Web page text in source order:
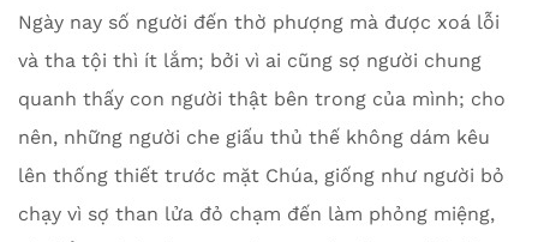
Ngày nay số người đến thờ phượng mà được xoá lỗi
và tha tội thì ít lắm; bởi vì ai cũng sợ người chung
quanh thấy con người thật bên trong của mình; cho
nên, những người che giấu thủ thế không dám kêu
lên thống thiết trước mặt Chúa, giống như người bỏ
chạy vì sợ than lửa đỏ chạm đến làm phỏng miệng,